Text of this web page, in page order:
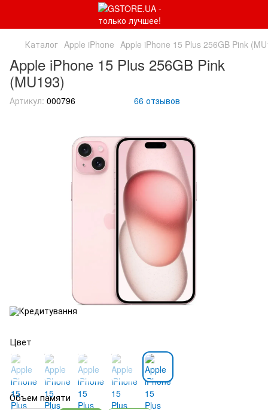
Каталог Apple iPhone Apple iPhone 15 Plus 256GB Pink
Apple iPhone 15 Plus 256GB Pink
(MU193)
Артикул: 000796 66 отзывов
Цвет
Объем памяти